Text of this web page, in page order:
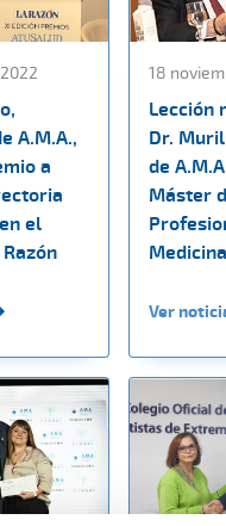
A.M.A.,
a
el
18
Lección
Dr.
de
Máster
Ver